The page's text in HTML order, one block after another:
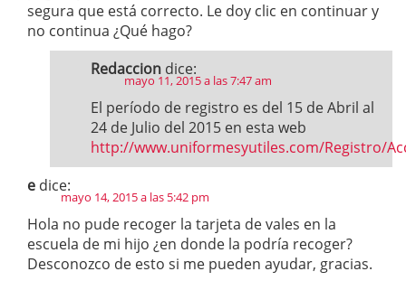
segura que está correcto. Le doy clic en continuar y
no continua ¿Qué hago?
Redaccion dice:
mayo 11, 2015 a las 7:47 am
El período de registro es del 15 de Abril al
24 de Julio del 2015 en esta web
http://www.uniformesyutiles.com/Registro/
e dice:
mayo 14, 2015 a las 5:42 pm
Hola no pude recoger la tarjeta de vales en la
escuela de mi hijo ¿en donde la podría recoger?
Desconozco de esto si me pueden ayudar, gracias.